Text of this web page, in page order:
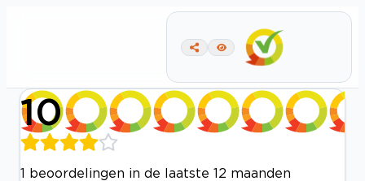
10
1 beoordelingen in de laatste 12 maanden